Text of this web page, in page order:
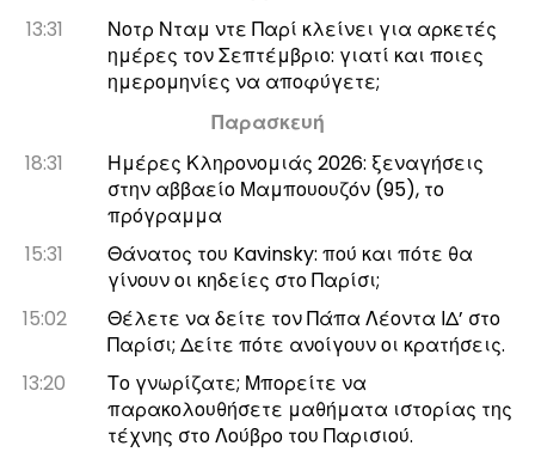
13:31
Νοτρ Νταμ ντε Παρί κλείνει για αρκετές
ημέρες τον Σεπτέμβριο: γιατί και ποιες
ημερομηνίες να αποφύγετε;
Παρασκευή
18:31
Ημέρες Κληρονομιάς 2026: ξεναγήσεις
στην αββαείο Μαμπουουζόν (95), το
πρόγραμμα
15:31
Θάνατος του Kavinsky: πού και πότε θα
γίνουν οι κηδείες στο Παρίσι;
15:02
Θέλετε να δείτε τον Πάπα Λέοντα ΙΔ’ στο
Παρίσι; Δείτε πότε ανοίγουν οι κρατήσεις.
13:20
Το γνωρίζατε; Μπορείτε να
παρακολουθήσετε μαθήματα ιστορίας της
τέχνης στο Λούβρο του Παρισιού.